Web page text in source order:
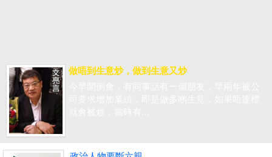
做唔到生意炒，做到生意又炒